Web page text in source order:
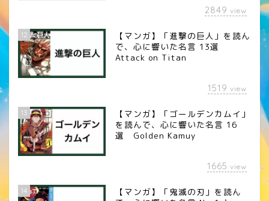
2849 view
12
【マンガ】「進撃の巨人」を読ん
で、心に響いた名言 13選
Attack on Titan
1519 view
13
【マンガ】「ゴールデンカムイ」
を読んで、心に響いた名言 16
選 Golden Kamuy
1665 view
14
【マンガ】「鬼滅の刃」を読ん